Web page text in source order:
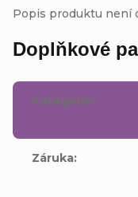
Popis produktu není
Doplňkové
Kategorie:
Záruka: